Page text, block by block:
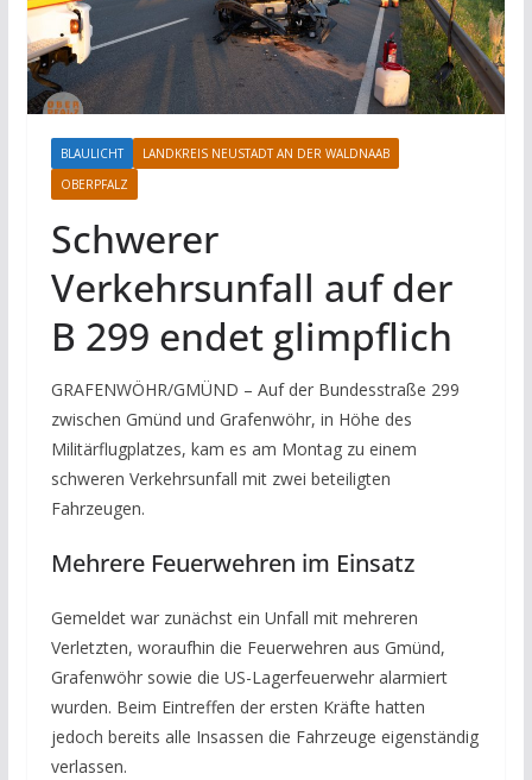
BLAULICHT
LANDKREIS NEUSTADT AN DER WALDNAAB
OBERPFALZ
Schwerer
Verkehrsunfall auf der
B 299 endet glimpflich
GRAFENWÖHR/GMÜND – Auf der Bundesstraße 299
zwischen Gmünd und Grafenwöhr, in Höhe des
Militärflugplatzes, kam es am Montag zu einem
schweren Verkehrsunfall mit zwei beteiligten
Fahrzeugen.
Mehrere Feuerwehren im Einsatz
Gemeldet war zunächst ein Unfall mit mehreren
Verletzten, woraufhin die Feuerwehren aus Gmünd,
Grafenwöhr sowie die US-Lagerfeuerwehr alarmiert
wurden. Beim Eintreffen der ersten Kräfte hatten
jedoch bereits alle Insassen die Fahrzeuge eigenständig
verlassen.